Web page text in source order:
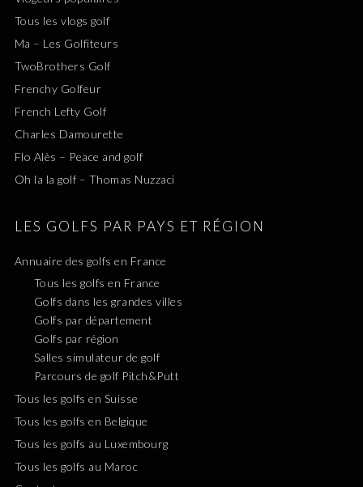
Tous les vlogs golf
Ma – Les Golfiteurs
TwoBrothers Golf
Frenchy Golfeur
French Lefty Golf
Charles Damourette
Flo Alès – Peace and golf
Oh la la golf – Thomas Nuzzaci
LES GOLFS PAR PAYS ET RÉGION
Annuaire des golfs en France
Tous les golfs en France
Golfs dans les grandes villes
Golfs par département
Golfs par région
Salles simulateur de golf
Parcours de golf Pitch&Putt
Tous les golfs en Suisse
Tous les golfs en Belgique
Tous les golfs au Luxembourg
Tous les golfs au Maroc